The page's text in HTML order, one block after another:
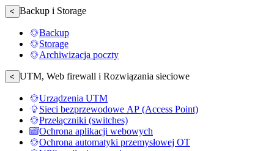
< Backup i Storage
Backup
Storage
Archiwizacja poczty
< UTM, Web firewall i Rozwiązania sieciowe
Urządzenia UTM
Sieci bezprzewodowe AP (Access Point)
Przełączniki (switches)
Ochrona aplikacji webowych
Ochrona automatyki przemysłowej OT